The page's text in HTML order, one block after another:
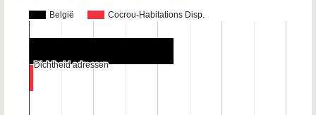
België Cocrou-Habitations Disp.
Dichtheid adressen
Dichtheid adressen